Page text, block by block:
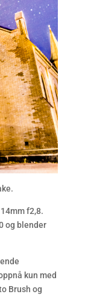
f2,8.
og blender
kun med
Brush og